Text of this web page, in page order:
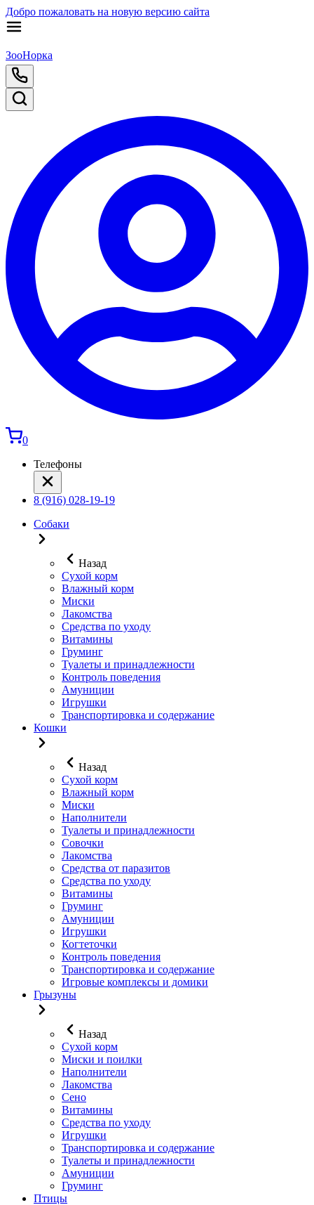
Добро пожаловать на новую версию сайта
ЗооНорка
0
Телефоны
8 (916) 028-19-19
Собаки
Назад
Сухой корм
Влажный корм
Миски
Лакомства
Средства по уходу
Витамины
Груминг
Туалеты и принадлежности
Контроль поведения
Амуниции
Игрушки
Транспортировка и содержание
Кошки
Назад
Сухой корм
Влажный корм
Миски
Наполнители
Туалеты и принадлежности
Совочки
Лакомства
Средства от паразитов
Средства по уходу
Витамины
Груминг
Амуниции
Игрушки
Когтеточки
Контроль поведения
Транспортировка и содержание
Игровые комплексы и домики
Грызуны
Назад
Сухой корм
Миски и поилки
Наполнители
Лакомства
Сено
Витамины
Средства по уходу
Игрушки
Транспортировка и содержание
Туалеты и принадлежности
Амуниции
Груминг
Птицы